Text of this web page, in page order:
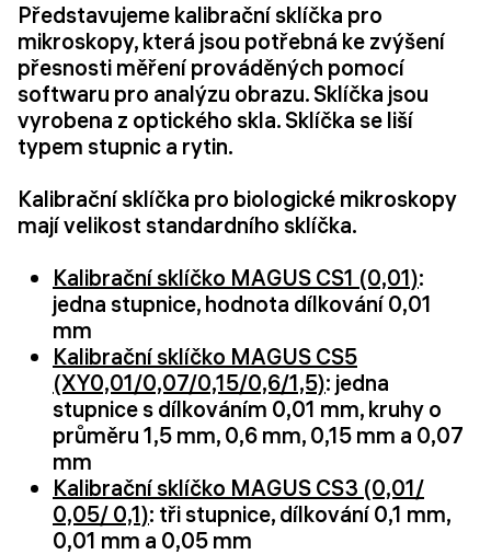
Představujeme kalibrační sklíčka pro
mikroskopy, která jsou potřebná ke zvýšení
přesnosti měření prováděných pomocí
softwaru pro analýzu obrazu. Sklíčka jsou
vyrobena z optického skla. Sklíčka se liší
typem stupnic a rytin.
Kalibrační sklíčka pro biologické mikroskopy
mají velikost standardního sklíčka.
Kalibrační sklíčko MAGUS CS1 (0,01):
jedna stupnice, hodnota dílkování 0,01
mm
Kalibrační sklíčko MAGUS CS5
(XY0,01/0,07/0,15/0,6/1,5): jedna
stupnice s dílkováním 0,01 mm, kruhy o
průměru 1,5 mm, 0,6 mm, 0,15 mm a 0,07
mm
Kalibrační sklíčko MAGUS CS3 (0,01/
0,05/ 0,1): tři stupnice, dílkování 0,1 mm,
0,01 mm a 0,05 mm